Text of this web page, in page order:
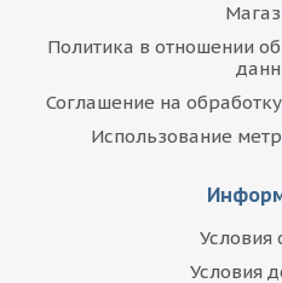
Политика в отношении
Соглашение на
Использование
Условия
Условия